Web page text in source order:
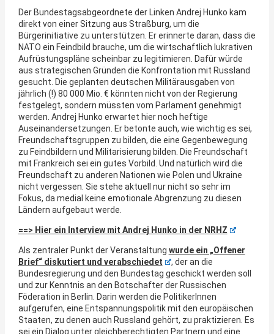
Der Bundestagsabgeordnete der Linken Andrej Hunko kam
direkt von einer Sitzung aus Straßburg, um die
Bürgerinitiative zu unterstützen. Er erinnerte daran, dass die
NATO ein Feindbild brauche, um die wirtschaftlich lukrativen
Aufrüstungspläne scheinbar zu legitimieren. Dafür würde
aus strategischen Gründen die Konfrontation mit Russland
gesucht. Die geplanten deutschen Militärausgaben von
jährlich (!) 80 000 Mio. € könnten nicht von der Regierung
festgelegt, sondern müssten vom Parlament genehmigt
werden. Andrej Hunko erwartet hier noch heftige
Auseinandersetzungen. Er betonte auch, wie wichtig es sei,
Freundschaftsgruppen zu bilden, die eine Gegenbewegung
zu Feindbildern und Militarisierung bilden. Die Freundschaft
mit Frankreich sei ein gutes Vorbild. Und natürlich wird die
Freundschaft zu anderen Nationen wie Polen und Ukraine
nicht vergessen. Sie stehe aktuell nur nicht so sehr im
Fokus, da medial keine emotionale Abgrenzung zu diesen
Ländern aufgebaut werde.
==> Hier ein Interview mit Andrej Hunko in der NRHZ
Als zentraler Punkt der Veranstaltung wurde ein „Offener
Brief“ diskutiert und verabschiedet
, der an die
Bundesregierung und den Bundestag geschickt werden soll
und zur Kenntnis an den Botschafter der Russischen
Föderation in Berlin. Darin werden die PolitikerInnen
aufgerufen, eine Entspannungspolitik mit den europäischen
Staaten, zu denen auch Russland gehört, zu praktizieren. Es
sei ein Dialog unter gleichberechtigten Partnern und eine